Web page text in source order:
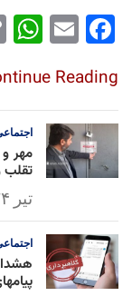
Fac
ok
Em
p
Reading
مهر
تقلب
تیر ۲۴, ۱۴۰۵